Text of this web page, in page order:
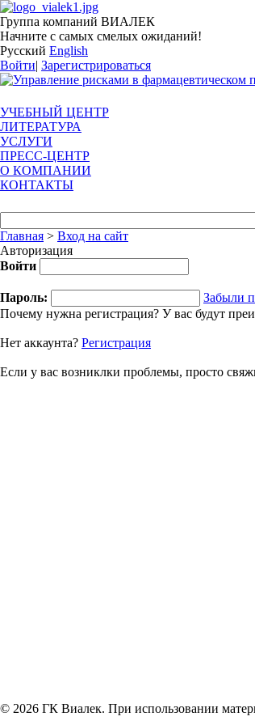
Группа компаний ВИАЛЕК
Начните с самых смелых ожиданий!
Русский English
Войти| Зарегистрироваться
УЧЕБНЫЙ ЦЕНТР
ЛИТЕРАТУРА
УСЛУГИ
ПРЕСС-ЦЕНТР
О КОМПАНИИ
КОНТАКТЫ
Главная > Вход на сайт
Авторизация
Войти
Пароль:
Забыли
Почему нужна регистрация? У вас будут
Нет аккаунта? Регистрация
Если у вас возниклки проблемы, просто
© 2026 ГК Виалек. При использовании